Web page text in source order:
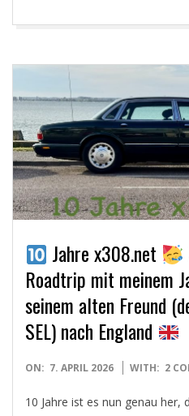
Jahre x308.net
Roadtrip mit meinem
seinem alten Freund
SEL) nach England
2026-
ON: 7. APRIL 2026 WITH: 2
10 Jahre ist es nun genau her,